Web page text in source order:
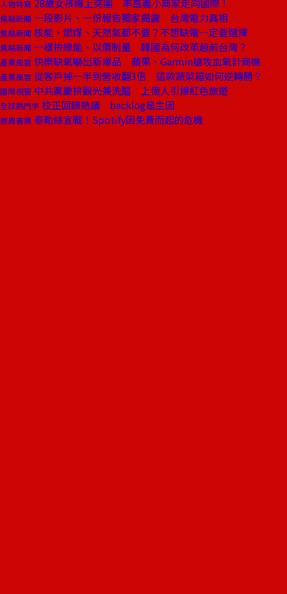
人物特寫 28歲女孩線上突圍 率嘉義小商家走向國際！
焦點新聞 一段影片、一份報告獨家揭露 台灣電力真相
焦點新聞 核能、燃煤、天然氣都不要？不想缺電一定要選擇
焦點新聞 一樣拚綠能、以價制量 韓國為何改革超前台灣？
產業風雲 快樂缺氧嚇出新爆品 蘋果、Garmin搶攻血氧計商機
產業風雲 從客戶掉一半到營收翻3倍 這款蔬菜箱如何逆轉勝？
國際視窗 中共黨慶拚觀光兼洗腦 上億人引爆紅色旅遊
全球熱門字 校正回歸熱議 backlog是主因
商周書摘 泰勒絲宣戰！Spotify因免費而起的危機